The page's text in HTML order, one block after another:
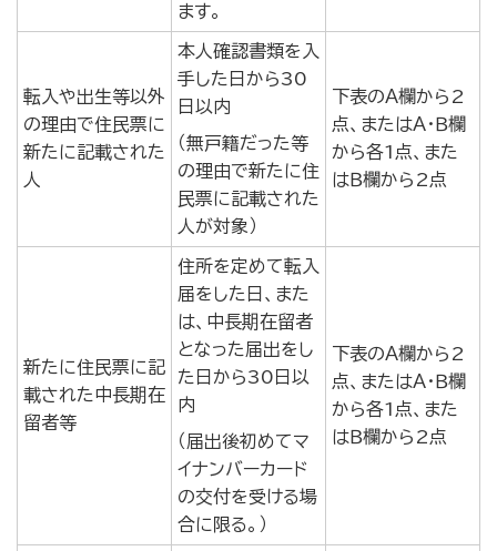
ます。
転入や出生等以外
の理由で住民票に
新たに記載された
人
本人確認書類を入
手した日から30
日以内
（無戸籍だった等
の理由で新たに住
民票に記載された
人が対象）
下表のＡ欄から2
点、またはＡ・Ｂ欄
から各1点、また
はＢ欄から2点
新たに住民票に記
載された中長期在
留者等
住所を定めて転入
届をした日、また
は、中長期在留者
となった届出をし
た日から30日以
内
（届出後初めてマ
イナンバーカード
の交付を受ける場
合に限る。）
下表のＡ欄から2
点、またはＡ・Ｂ欄
から各1点、また
はＢ欄から2点